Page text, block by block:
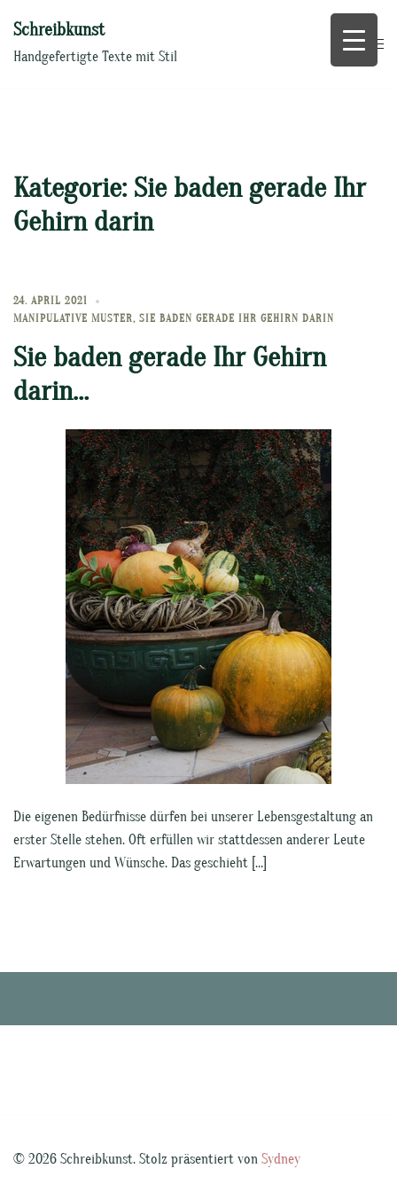
Inhalt
springen
Schreibkunst
Handgefertigte Texte mit Stil
Kategorie: Sie baden gerade Ihr
Gehirn darin
24. APRIL 2021
MANIPULATIVE MUSTER, SIE BADEN GERADE IHR GEHIRN DARIN
Sie baden gerade Ihr Gehirn
darin…
Die eigenen Bedürfnisse dürfen bei unserer Lebensgestaltung an
erster Stelle stehen. Oft erfüllen wir stattdessen anderer Leute
Erwartungen und Wünsche. Das geschieht […]
© 2026 Schreibkunst. Stolz präsentiert von Sydney